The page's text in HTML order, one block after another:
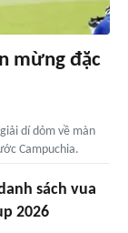
mừng đặc
dí dỏm về màn
Campuchia.
sách vua
2026